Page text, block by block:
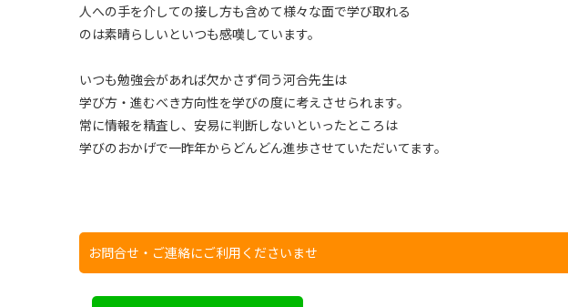
人への手を介しての接し方も含めて様々な面で学び取れる
のは素晴らしいといつも感嘆しています。
いつも勉強会があれば欠かさず伺う河合先生は
学び方・進むべき方向性を学びの度に考えさせられます。
常に情報を精査し、安易に判断しないといったところは
学びのおかげで一昨年からどんどん進歩させていただいてます。
お問合せ・ご連絡にご利用くださいませ